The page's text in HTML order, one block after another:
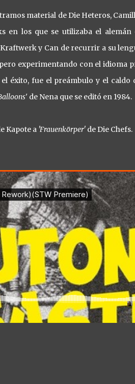
material de Die Heteros,
en los que se utilizaba el
y Can de recurrir a su
experimentando con el idioma
éxito, fue el preámbulo y el
' de Nena que se editó en 1984.
Kapote a 'Frauenkörper' de Die Chefs.